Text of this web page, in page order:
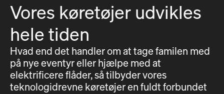
Vores køretøjer udvikles
hele tiden
Hvad end det handler om at tage familen med
på nye eventyr eller hjælpe med at
elektrificere flåder, så tilbyder vores
teknologidrevne køretøjer en fuldt forbundet